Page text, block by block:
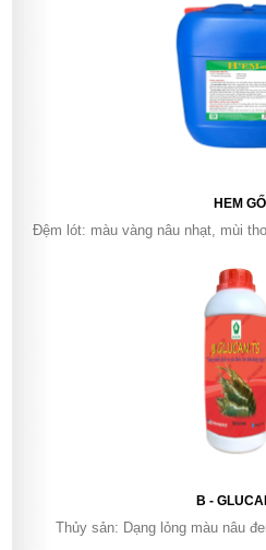
HEM
Đệm lót: màu vàng nâu nhạt, mùi
B -
Thủy sản: Dạng lỏng màu nâu